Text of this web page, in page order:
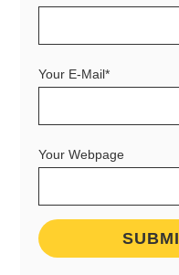
Your E-Mail*
Your Webpage